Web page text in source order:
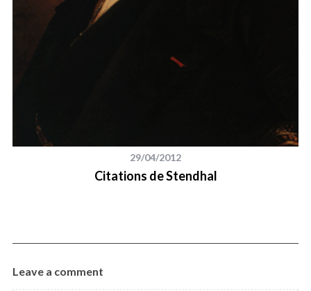
29/04/2012
Citations de Stendhal
Leave a comment